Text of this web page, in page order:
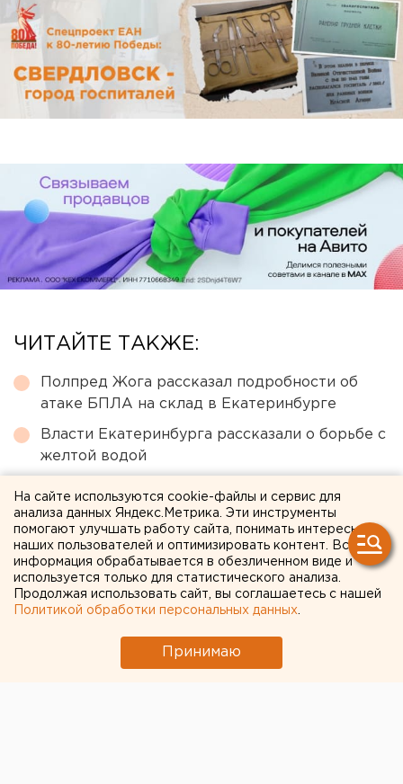
ЧИТАЙТЕ ТАКЖЕ:
Полпред Жога рассказал подробности об
атаке БПЛА на склад в Екатеринбурге
Власти Екатеринбурга рассказали о борьбе с
желтой водой
Холодную воду возвращают жителям
Екатеринбурга
Свердловский титановый гигант получил
крупный убыток
На сайте используются cookie-файлы и сервис для
анализа данных Яндекс.Метрика. Эти инструменты
помогают улучшать работу сайта, понимать интересы
наших пользователей и оптимизировать контент. Вся
информация обрабатывается в обезличенном виде и
используется только для статистического анализа.
Продолжая использовать сайт, вы соглашаетесь с нашей
Политикой обработки персональных данных
Принимаю